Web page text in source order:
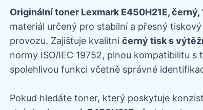
Originální toner Lexmark E450H21E, černý,
materiál určený pro stabilní a přesný
provozu. Zajišťuje kvalitníčerný tisk s
normy ISO/IEC 19752, plnou kompatibilitu s
spolehlivou funkci včetně správné
Pokud hledáte toner, který poskytuje